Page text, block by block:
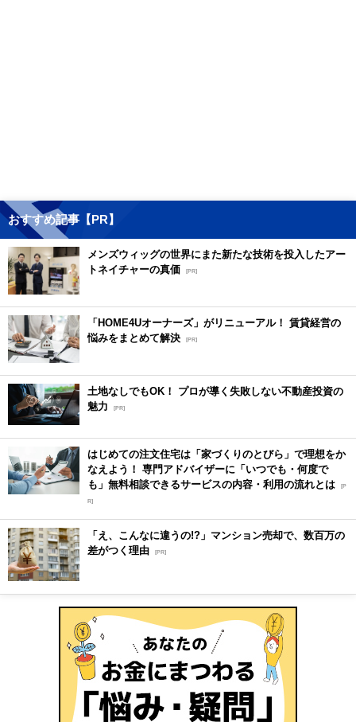
おすすめ記事【PR】
メンズウィッグの世界にまた新たな技術を投入したアー
トネイチャーの真価 [PR]
「HOME4Uオーナーズ」がリニューアル！ 賃貸経営の
悩みをまとめて解決 [PR]
土地なしでもOK！ プロが導く失敗しない不動産投資の
魅力
[PR]
はじめての注文住宅は「家づくりのとびら」で理想をか
なえよう！ 専門アドバイザーに「いつでも・何度で
も」無料相談できるサービスの内容・利用の流れとは [P
R]
「え、こんなに違うの!?」マンション売却で、数百万の
差がつく理由 [PR]